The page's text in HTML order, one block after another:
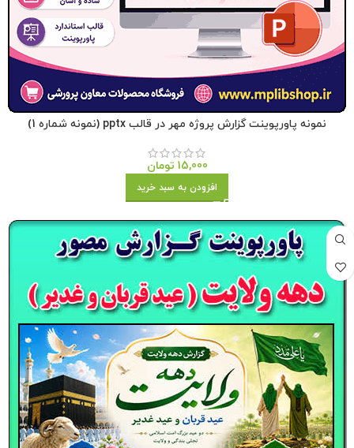
نمونه پاورپوینت گزارش پروژه مهر در قالب pptx (نمونه شماره 1)
15,000 تومان
افزودن به سبد خرید